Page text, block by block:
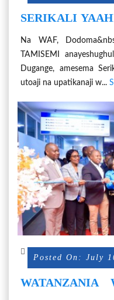
SERIKALI
Na WAF,
TAMISEMI
Dugange, amesema
utoaji na upatikanaji w...
Posted On: July
WATANZANIA